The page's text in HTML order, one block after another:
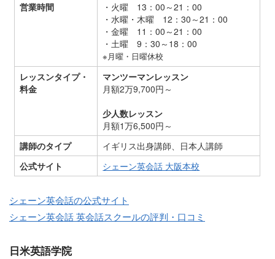
営業時間
・火曜 13：00～21：00
・水曜・木曜 12：30～21：00
・金曜 11：00～21：00
・土曜 9：30～18：00
※月曜・日曜休校
レッスンタイプ・
料金
マンツーマンレッスン
月額2万9,700円～
少人数レッスン
月額1万6,500円～
講師のタイプ
イギリス出身講師、日本人講師
公式サイト
シェーン英会話 大阪本校
シェーン英会話の公式サイト
シェーン英会話 英会話スクールの評判・口コミ
日米英語学院